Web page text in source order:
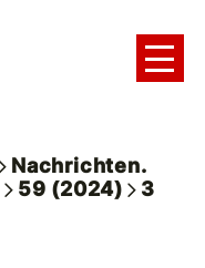
Nachrichten.
59 (2024)
3